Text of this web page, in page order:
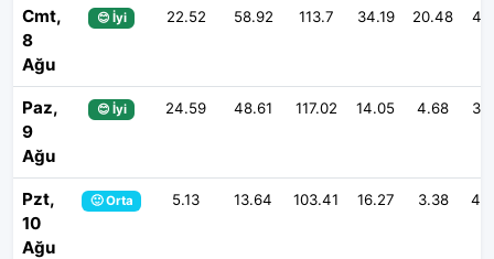
Cmt,
8
Ağu
😊 İyi 22.52 58.92 113.7 34.19 20.48
Paz,
9
Ağu
😊 İyi 24.59 48.61 117.02 14.05 4.68
Pzt,
10
Ağu
🙂 Orta 5.13 13.64 103.41 16.27 3.38